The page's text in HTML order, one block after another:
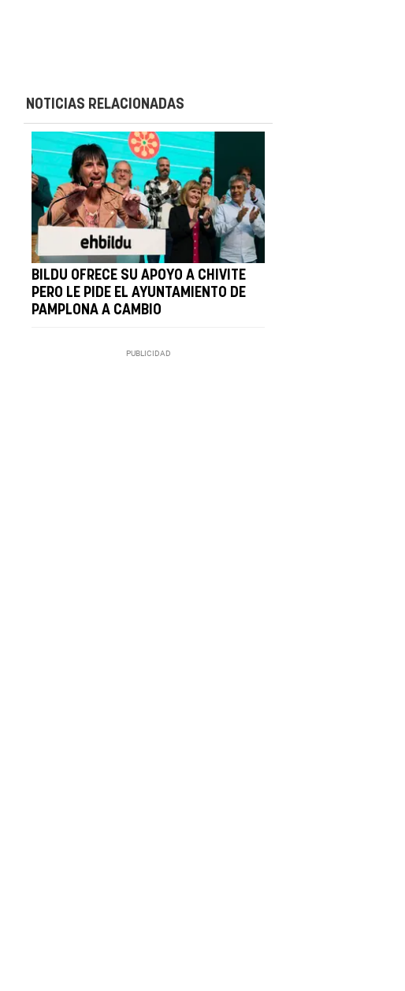
NOTICIAS RELACIONADAS
BILDU OFRECE SU APOYO A CHIVITE
PERO LE PIDE EL AYUNTAMIENTO DE
PAMPLONA A CAMBIO